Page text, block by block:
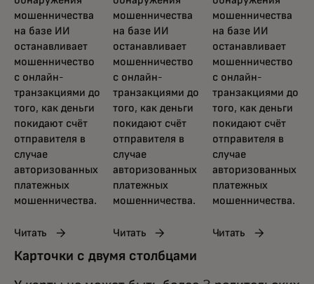
мошенничества
на базе ИИ
останавливает
мошенничество
с онлайн-
транзакциями до
того, как деньги
покидают счёт
отправителя в
случае
авторизованных
платежных
мошенничества.
Читать
мошенничества
на базе ИИ
останавливает
мошенничество
с онлайн-
транзакциями до
того, как деньги
покидают счёт
отправителя в
случае
авторизованных
платежных
мошенничества.
Читать
мошенничества
на базе ИИ
останавливает
мошенничество
с онлайн-
транзакциями до
того, как деньги
покидают счёт
отправителя в
случае
авторизованных
платежных
мошенничества.
Читать
Карточки с двумя столбцами